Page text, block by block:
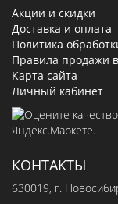
Акции и скидки
Доставка и оплата
Политика
Правила продажи
Карта сайта
Личный кабинет
КОНТАКТЫ
630019, г.